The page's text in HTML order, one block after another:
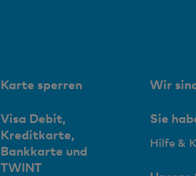
Karte sperren
Visa Debit,
Kreditkarte,
Bankkarte und
TWINT
Wir
Sie
Hilfe &